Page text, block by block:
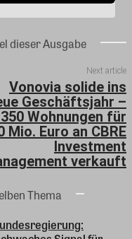
dieser Ausgabe
Next article
Vonovia solide ins
Geschäftsjahr –
Wohnungen für
Mio. Euro an CBRE
Investment
verkauft
Thema